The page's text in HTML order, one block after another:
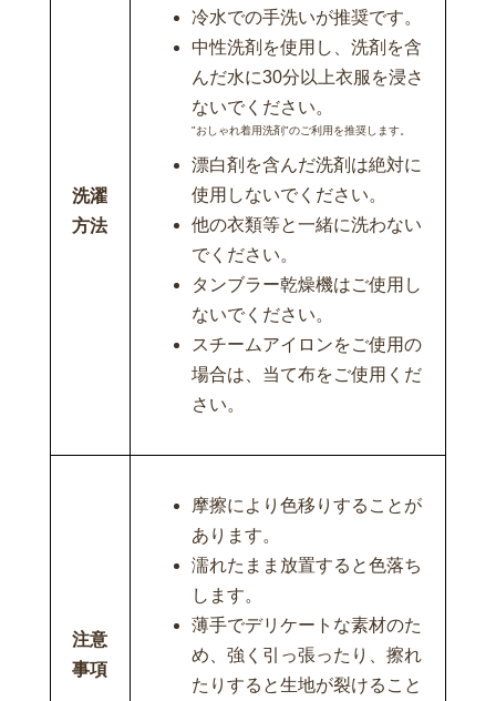
洗濯
方法
冷水での手洗いが推奨です。
中性洗剤を使用し、洗剤を含
んだ水に30分以上衣服を浸さ
ないでください。
"おしゃれ着用洗剤"のご利用を推奨します。
漂白剤を含んだ洗剤は絶対に
使用しないでください。
他の衣類等と一緒に洗わない
でください。
タンブラー乾燥機はご使用し
ないでください。
スチームアイロンをご使用の
場合は、当て布をご使用くだ
さい。
注意
事項
摩擦により色移りすることが
あります。
濡れたまま放置すると色落ち
します。
薄手でデリケートな素材のた
め、強く引っ張ったり、擦れ
たりすると生地が裂けること